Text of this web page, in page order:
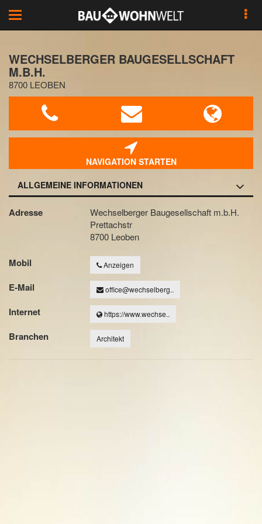
Toggle
navigation
WECHSELBERGER BAUGESELLSCHAFT
M.B.H.
8700 LEOBEN
NAVIGATION STARTEN
ALLGEMEINE INFORMATIONEN
Adresse
Wechselberger Baugesellschaft m.b.H.
Prettachstr
8700 Leoben
Mobil Anzeigen
E-Mail office@wechselberg..
Internet https://www.wechse..
Branchen Architekt